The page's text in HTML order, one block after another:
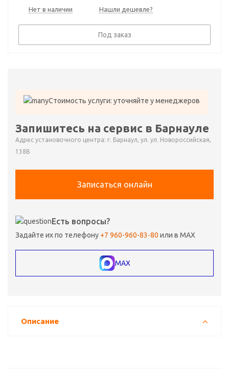
Нет в наличии Нашли дешевле?
Под заказ
Стоимость услуги: уточняйте у менеджеров
Запишитесь на сервис в Барнауле
Адрес установочного центра: г. Барнаул, ул. ул. Новороссийская,
138В
Записаться онлайн
Есть вопросы?
Задайте их по телефону +7 960-960-83-80 или в MAX
MAX
Описание